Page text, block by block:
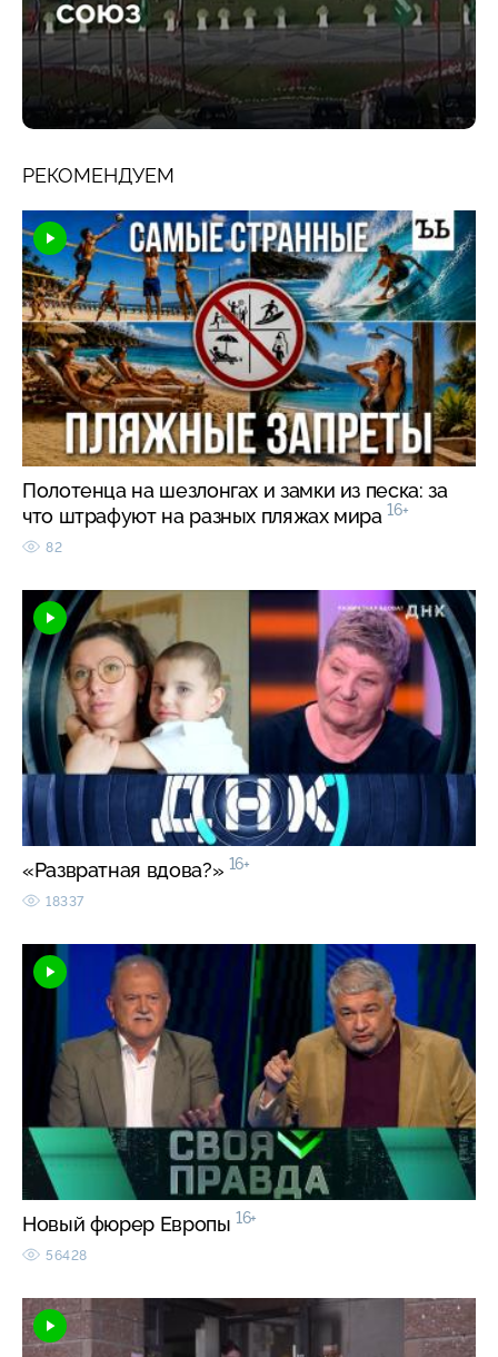
РЕКОМЕНДУЕМ
Полотенца на шезлонгах и замки из песка: за
что штрафуют на разных пляжах мира 16+
82
«Развратная вдова?» 16+
18337
Новый фюрер Европы 16+
56428